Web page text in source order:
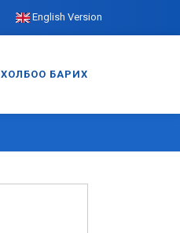
English Version
ХОЛБОО БАРИХ